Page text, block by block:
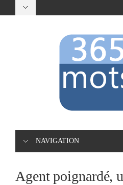
NAVIGATION
Agent poignardé,